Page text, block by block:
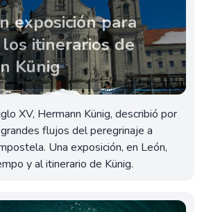
exposición para
itinerarios de
Künig
XV, Hermann Künig, describió por
flujos del peregrinaje a
Una exposición, en León,
y al itinerario de Künig.